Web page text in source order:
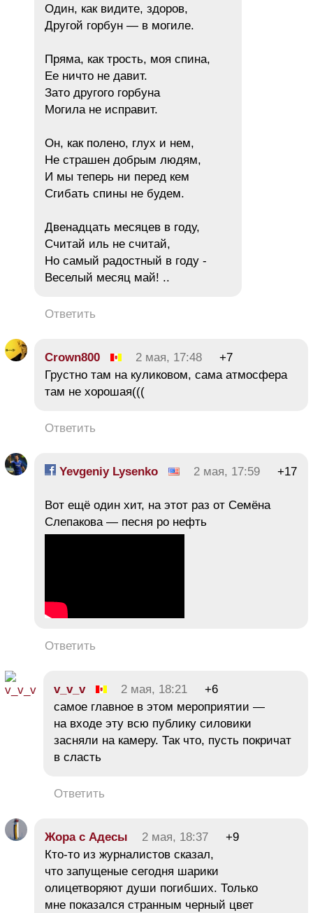
Один, как видите, здоров,
Другой горбун — в могиле.
Пряма, как трость, моя спина,
Ее ничто не давит.
Зато другого горбуна
Могила не исправит.
Он, как полено, глух и нем,
Не страшен добрым людям,
И мы теперь ни перед кем
Сгибать спины не будем.
Двенадцать месяцев в году,
Считай иль не считай,
Но самый радостный в году -
Веселый месяц май! ..
Ответить
Crown800 2 мая, 17:48
+7
Грустно там на куликовом, сама атмосфера
там не хорошая(((
Ответить
Yevgeniy Lysenko 2 мая, 17:59 +17
Вот ещё один хит, на этот раз от Семёна
Слепакова — песня ро нефть
Ответить
v_v_v 2 мая, 18:21
+6
самое главное в этом мероприятии —
на входе эту всю публику силовики
засняли на камеру. Так что, пусть покричат
в сласть
Ответить
Жора с Адесы 2 мая, 18:37
+9
Кто-то из журналистов сказал,
что запущеные сегодня шарики
олицетворяют души погибших. Только
мне показался странным черный цвет